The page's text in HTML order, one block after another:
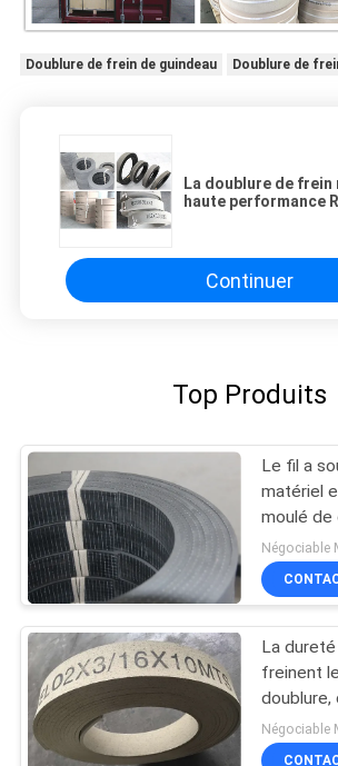
Doublure de frein de guindeau Doublure de
La doublure de frein
haute performance
Continuer
Top Produits
Le fil a
matériel
moulé de
frein
Tenacity
La
freinent
doublure,
frein en